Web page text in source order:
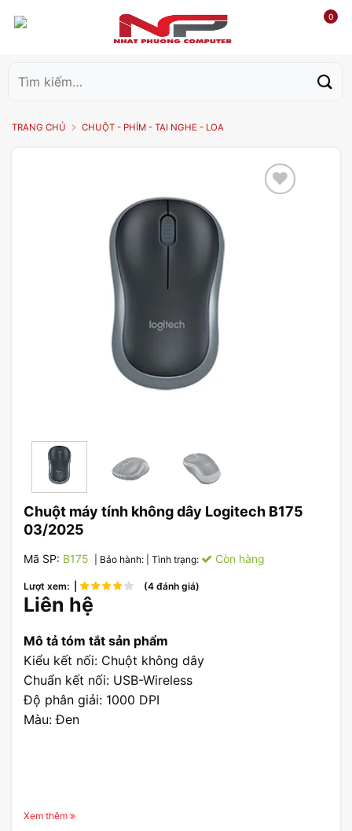
0
kiếm:
TRANG CHỦ CHUỘT - PHÍM - TAI NGHE - LOA
Chuột máy tính không dây Logitech B175
03/2025
Mã SP: B175 | Bảo hành: | Tình trạng: Còn hàng
Lượt xem: | (4 đánh giá)
Liên hệ
Mô tả tóm tắt sản phẩm
Kiểu kết nối: Chuột không dây
Chuẩn kết nối: USB-Wireless
Độ phân giải: 1000 DPI
Màu: Đen
Xem thêm